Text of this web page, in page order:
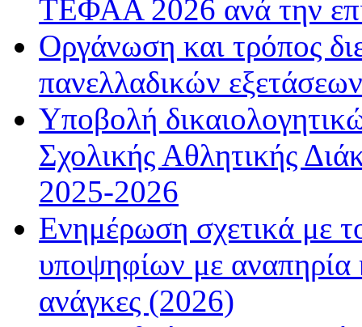
ΤΕΦΑΑ 2026 ανά την
Οργάνωση και τρόπος
πανελλαδικών
Υποβολή
Σχολικής Αθλητικής
2025-2026
Ενημέρωση σχετικά με
υποψηφίων με αναπηρία
ανάγκες (2026)